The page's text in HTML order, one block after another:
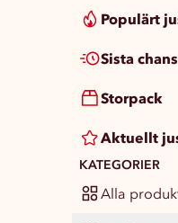
Populärt
Sista
Storpack
Aktuellt
KATEGORIER
Alla